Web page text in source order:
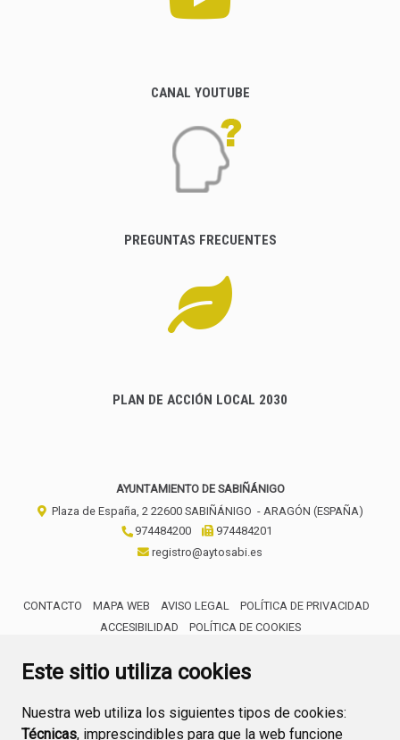
Este sitio utiliza cookies
Nuestra web utiliza los siguientes tipos de cookies:
Técnicas, imprescindibles para que la web funcione
CANAL YOUTUBE
PREGUNTAS FRECUENTES
PLAN DE ACCIÓN LOCAL 2030
AYUNTAMIENTO DE SABIÑÁNIGO
Plaza de España, 2 22600 SABIÑÁNIGO - ARAGÓN (ESPAÑA)
974484200
974484201
registro@aytosabi.es
CONTACTO MAPA WEB AVISO LEGAL
POLÍTICA DE PRIVACIDAD
ACCESIBILIDAD
POLÍTICA DE COOKIES